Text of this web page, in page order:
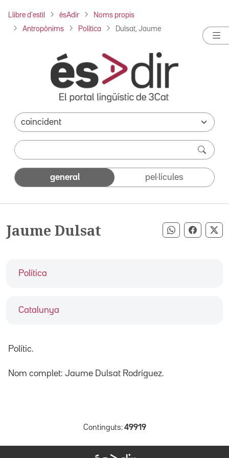
Llibre d'estil ésAdir Noms propis
Antropònims Política Dulsat, Jaume
general pel·lícules
Jaume Dulsat Compartir
Política
Catalunya
Polític.
Nom complet: Jaume Dulsat Rodríguez.
Continguts: 49919